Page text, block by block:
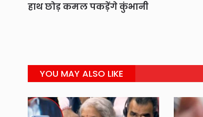
हाथ छोड़ कमल पकड़ेंगे कुंभानी
YOU MAY ALSO LIKE